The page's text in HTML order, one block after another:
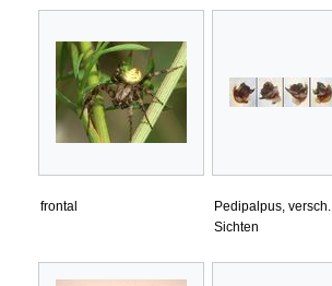
frontal
Pedipalpus, versch.
Sichten